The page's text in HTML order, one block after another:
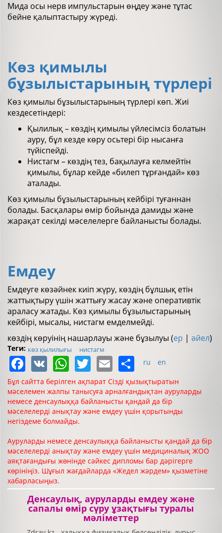
Мида осы нерв импульстарын өңдеу және тұтас
бейне қалыптастыру жүреді.
Көз қимылы
бұзылыстарының түрлері
Көз қимылы бұзылыстарының түрлері көп. Жиі
кездесетіндері:
Қылилық – көздің қимылы үйлесімсіз болатын
ауру, бұл кезде көру осьтері бір нысанға
түйіспейді.
Нистагм – көздің тез, бақылауға келмейтін
қимылы, бұлар кейде «билеп тұрғандай» көз
аталады.
Көз қимылы бұзылыстарының кейбірі туғаннан
болады. Басқалары өмір бойында дамиды және
жарақат секілді мәселелерге байланысты болады.
Емдеу
Емдеуге көзәйнек киіп жүру, көздің бұлшық етін
жаттықтыру үшін жаттығу жасау және оперативтік
араласу жатады. Көз қимылы бұзылыстарының
кейбірі, мысалы, нистагм емделмейді.
көздің көруінің нашарлауы және бұзылуы (ер | әйел)
Теги: көз қылилығы нистагм
Facebook
VK WhatsApp
TwitterEmailShare
ru en
Бұл сайтта берілген ақпарат Сізді қызықтыратын
мәселемен жалпы танысуға арналғандықтан ауруларды
немесе денсаулыққа байланысты қандай да бір
мәселелерді анықтау және емдеу үшін қорытынды
негіздеме болмайды.
Ауруларды немесе денсаулыққа байланысты қандай да бір
мәселелерді анықтау және емдеу үшін медициналық ЖОО
аяқтағандығы жөнінде сәйкес дипломы бар дәрігерге
көрініңіз. Шұғыл жағдайларда «Жедел жәрдем» қызметіне
хабарласыңыз.
Денсаулық, ауруларды емдеу және
сапалы өмір сүру ұзақтығы туралы
мәліметтер